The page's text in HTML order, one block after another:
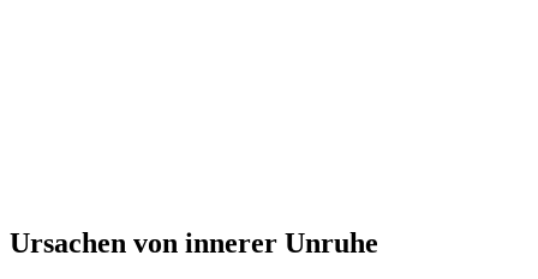
Ursachen von innerer Unruhe